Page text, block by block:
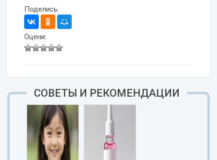
Поделись:
Оцени:
СОВЕТЫ И РЕКОМЕНДАЦИИ